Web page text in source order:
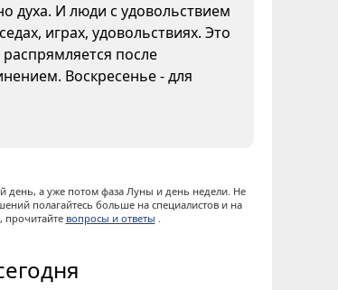
духа. И люди с удовольствием
играх, удовольствиях. Это
после
Воскресенье - для
день, а уже потом фаза Луны и день недели. Не
полагайтесь больше на специалистов и на
прочитайте вопросы и ответы .